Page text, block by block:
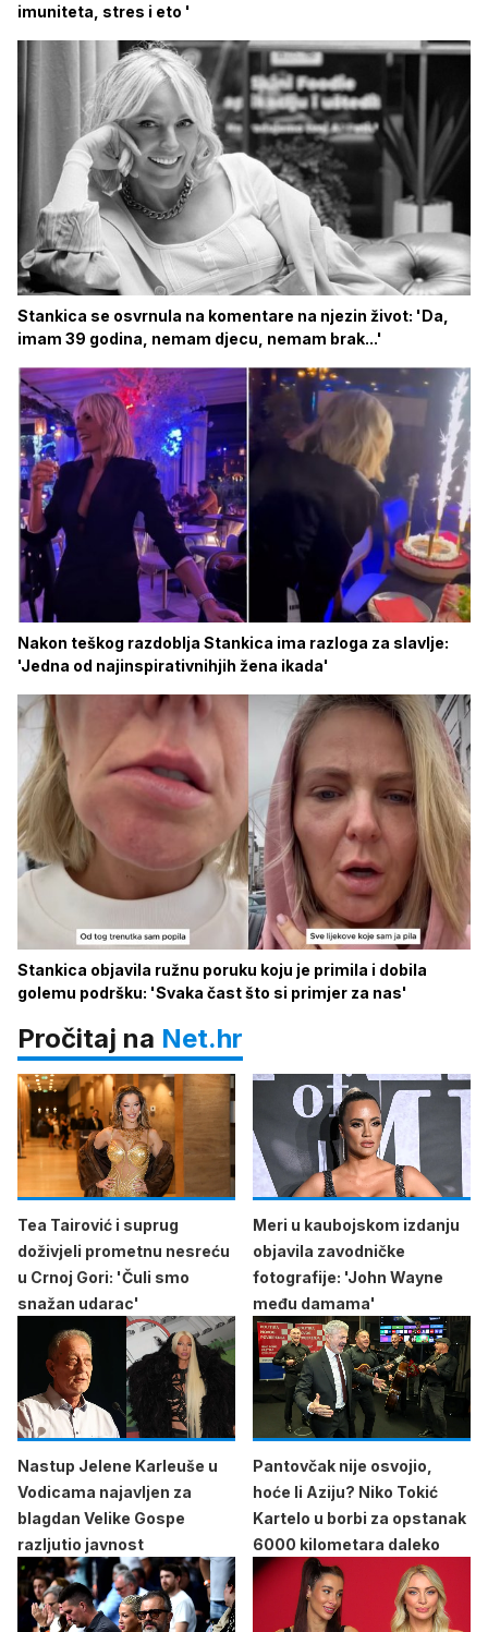
imuniteta, stres i eto '
Stankica se osvrnula na komentare na njezin život: 'Da,
imam 39 godina, nemam djecu, nemam brak...'
Nakon teškog razdoblja Stankica ima razloga za slavlje:
'Jedna od najinspirativnihjih žena ikada'
Stankica objavila ružnu poruku koju je primila i dobila
golemu podršku: 'Svaka čast što si primjer za nas'
Pročitaj na Net.hr
Tea Tairović i suprug
doživjeli prometnu nesreću
u Crnoj Gori: 'Čuli smo
snažan udarac'
Meri u kaubojskom izdanju
objavila zavodničke
fotografije: 'John Wayne
među damama'
Nastup Jelene Karleuše u
Vodicama najavljen za
blagdan Velike Gospe
razljutio javnost
Pantovčak nije osvojio,
hoće li Aziju? Niko Tokić
Kartelo u borbi za opstanak
6000 kilometara daleko